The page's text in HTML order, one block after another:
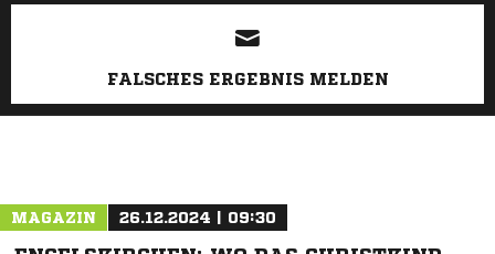
ANZEIGE
FALSCHES ERGEBNIS MELDEN
MAGAZIN 26.12.2024 | 09:30